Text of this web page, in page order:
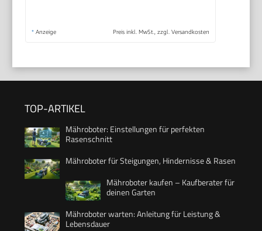
* Anzeige Preis inkl. MwSt., zzgl. Versandkosten
TOP-ARTIKEL
Mähroboter: Einstellungen für perfekten
Rasenschnitt
Mähroboter für Steigungen, Hindernisse & Rasen
Mähroboter kaufen – Kaufberater für
deinen Garten
Mähroboter warten: Anleitung für Leistung &
Lebensdauer